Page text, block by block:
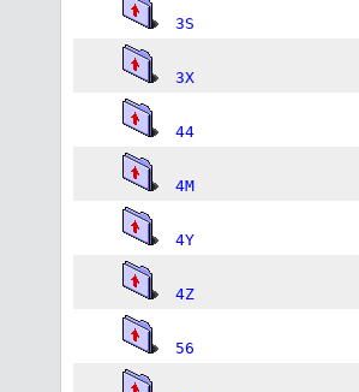
3S
3X
44
4M
4Y
4Z
56